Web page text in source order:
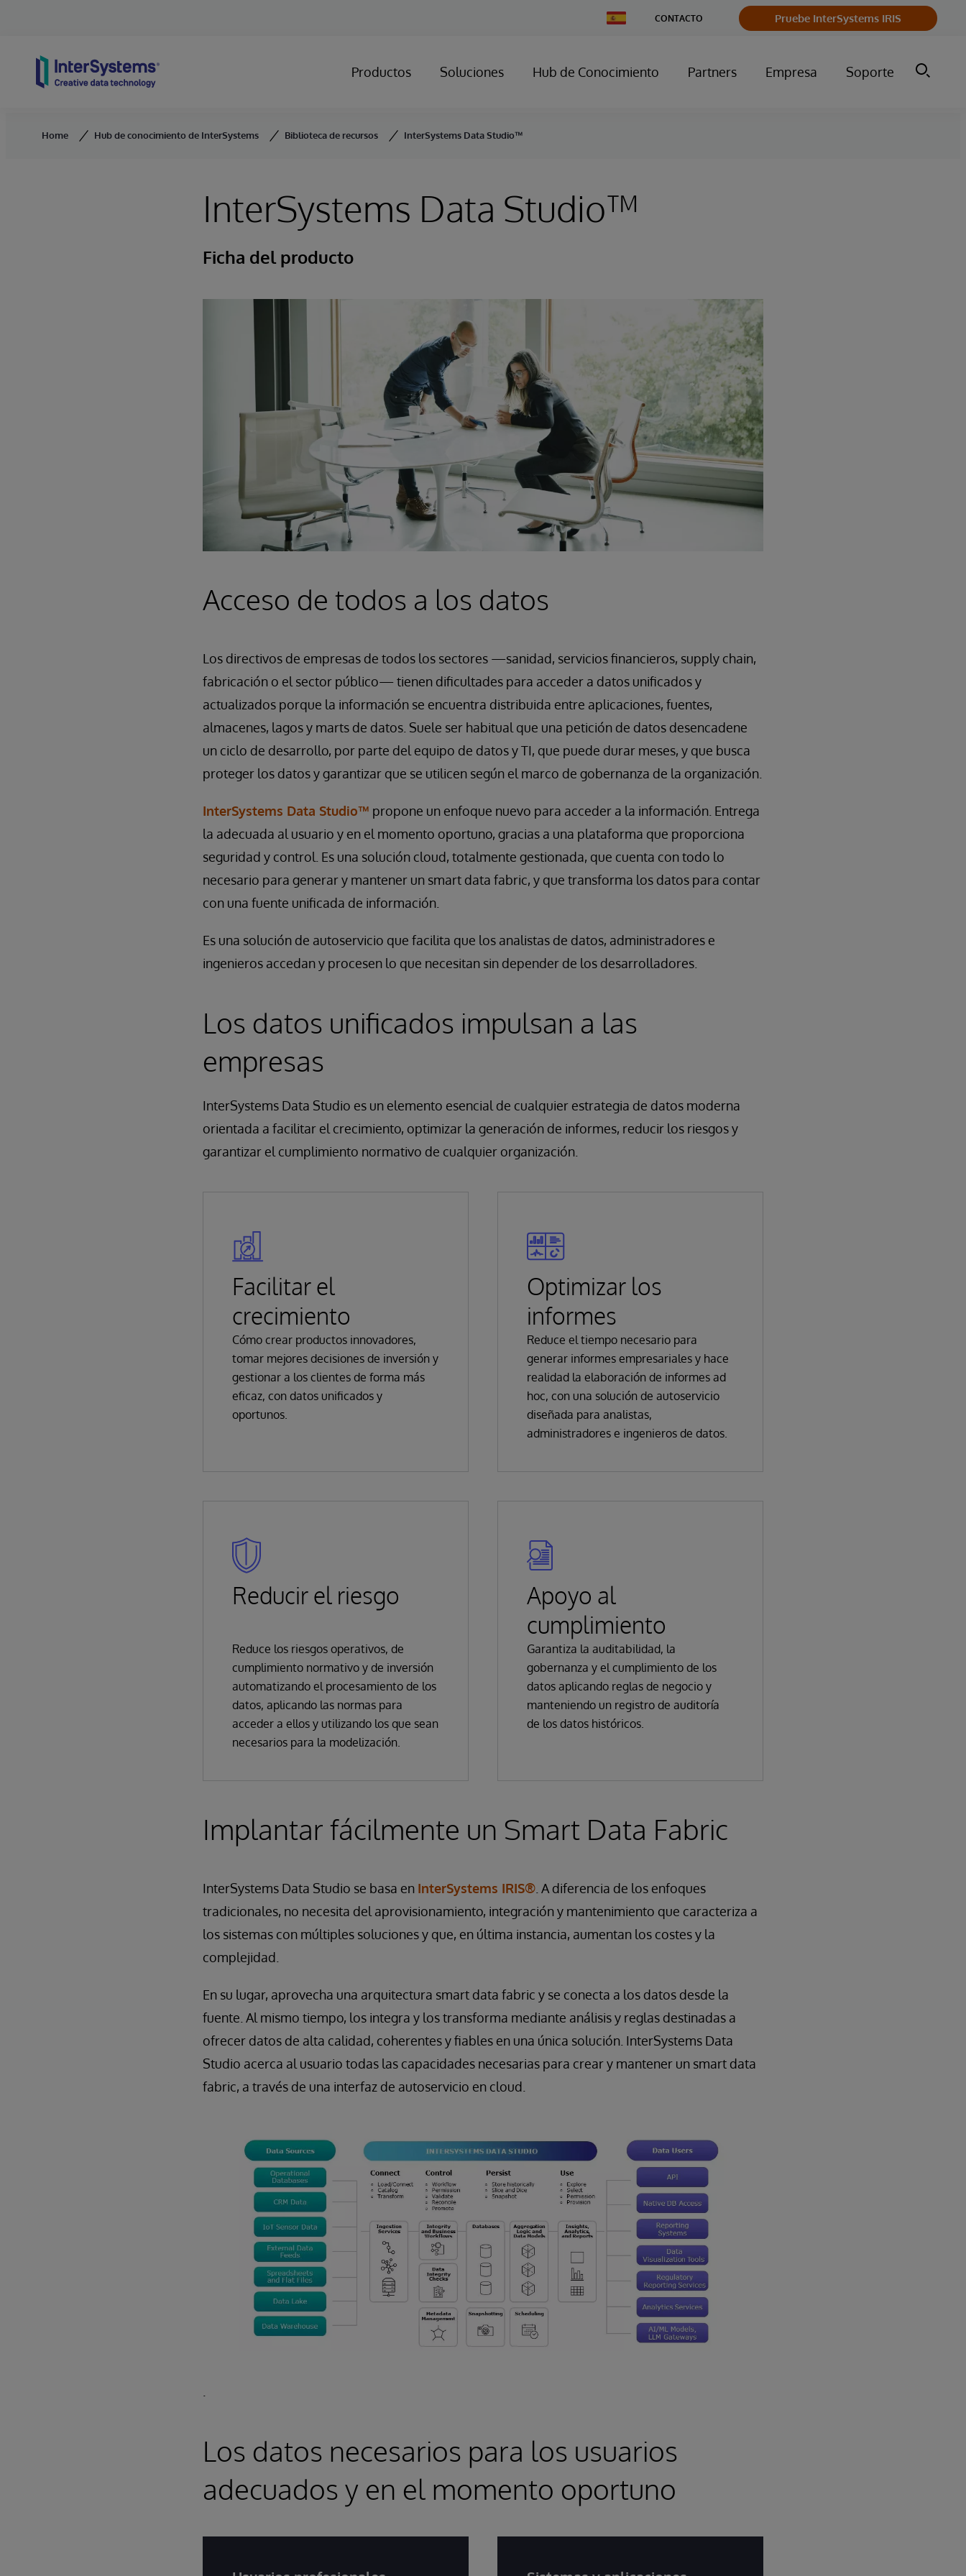
Change
Country
CONTACTO Pruebe InterSystems IRIS
Productos Soluciones Hub de Conocimiento Partners Empresa Soporte
Home Hub de conocimiento de InterSystems Biblioteca de recursos InterSystems Data Studio™
InterSystems Data Studio™
Ficha del producto
Acceso de todos a los datos
Los directivos de empresas de todos los sectores —sanidad, servicios financieros, supply chain,
fabricación o el sector público— tienen dificultades para acceder a datos unificados y
actualizados porque la información se encuentra distribuida entre aplicaciones, fuentes,
almacenes, lagos y marts de datos. Suele ser habitual que una petición de datos desencadene
un ciclo de desarrollo, por parte del equipo de datos y TI, que puede durar meses, y que busca
proteger los datos y garantizar que se utilicen según el marco de gobernanza de la organización.
InterSystems Data Studio™ propone un enfoque nuevo para acceder a la información. Entrega
la adecuada al usuario y en el momento oportuno, gracias a una plataforma que proporciona
seguridad y control. Es una solución cloud, totalmente gestionada, que cuenta con todo lo
necesario para generar y mantener un smart data fabric, y que transforma los datos para contar
con una fuente unificada de información.
Es una solución de autoservicio que facilita que los analistas de datos, administradores e
ingenieros accedan y procesen lo que necesitan sin depender de los desarrolladores.
Los datos unificados impulsan a las
empresas
InterSystems Data Studio es un elemento esencial de cualquier estrategia de datos moderna
orientada a facilitar el crecimiento, optimizar la generación de informes, reducir los riesgos y
garantizar el cumplimiento normativo de cualquier organización.
Facilitar el
crecimiento
Cómo crear productos innovadores,
tomar mejores decisiones de inversión y
gestionar a los clientes de forma más
eficaz, con datos unificados y
oportunos.
Optimizar los
informes
Reduce el tiempo necesario para
generar informes empresariales y hace
realidad la elaboración de informes ad
hoc, con una solución de autoservicio
diseñada para analistas,
administradores e ingenieros de datos.
Reducir el riesgo
Reduce los riesgos operativos, de
cumplimiento normativo y de inversión
automatizando el procesamiento de los
datos, aplicando las normas para
acceder a ellos y utilizando los que sean
necesarios para la modelización.
Apoyo al
cumplimiento
Garantiza la auditabilidad, la
gobernanza y el cumplimiento de los
datos aplicando reglas de negocio y
manteniendo un registro de auditoría
de los datos históricos.
Implantar fácilmente un Smart Data Fabric
InterSystems Data Studio se basa en InterSystems IRIS® . A diferencia de los enfoques
tradicionales, no necesita del aprovisionamiento, integración y mantenimiento que caracteriza a
los sistemas con múltiples soluciones y que, en última instancia, aumentan los costes y la
complejidad.
En su lugar, aprovecha una arquitectura smart data fabric y se conecta a los datos desde la
fuente. Al mismo tiempo, los integra y los transforma mediante análisis y reglas destinadas a
ofrecer datos de alta calidad, coherentes y fiables en una única solución. InterSystems Data
Studio acerca al usuario todas las capacidades necesarias para crear y mantener un smart data
fabric, a través de una interfaz de autoservicio en cloud.
Los datos necesarios para los usuarios
adecuados y en el momento oportuno